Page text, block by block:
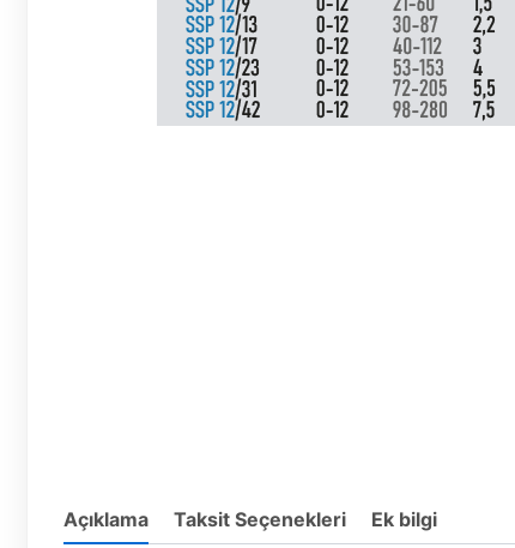
Açıklama Taksit Seçenekleri Ek bilgi